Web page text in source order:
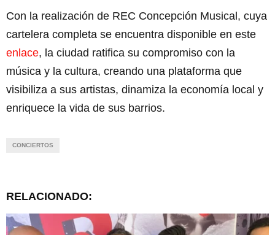
Con la realización de REC Concepción Musical, cuya
cartelera completa se encuentra disponible en este
enlace, la ciudad ratifica su compromiso con la
música y la cultura, creando una plataforma que
visibiliza a sus artistas, dinamiza la economía local y
enriquece la vida de sus barrios.
CONCIERTOS
RELACIONADO: